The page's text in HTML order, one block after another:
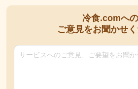
冷食.comへの
ご意見をお聞かせ